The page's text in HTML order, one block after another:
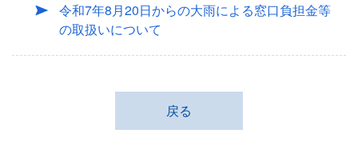
令和7年8月20日からの大雨による窓口負担金等
の取扱いについて
戻る